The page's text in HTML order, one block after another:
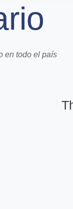
en todo el país